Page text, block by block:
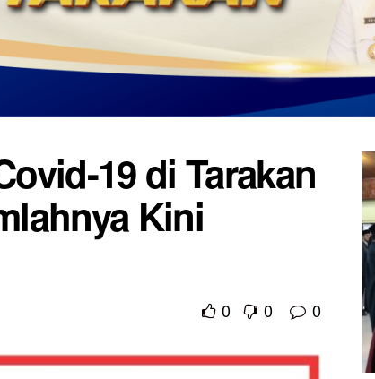
19 di Tarakan
Kini
0 0 0